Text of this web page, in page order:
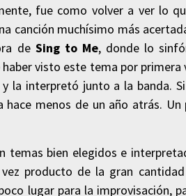
fue como volver a ver lo
canción muchísimo más
de Sing to Me, donde lo
visto este tema por primera
la interpretó junto a la banda.
hace menos de un año atrás.
temas bien elegidos e
producto de la gran
lugar para la improvisación,